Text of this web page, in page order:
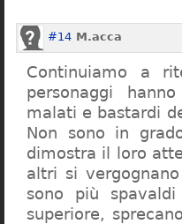
#14 M.acca
Continuiamo a
personaggi
malati e bastardi
Non sono in
dimostra il loro
altri si
sono più
superiore,